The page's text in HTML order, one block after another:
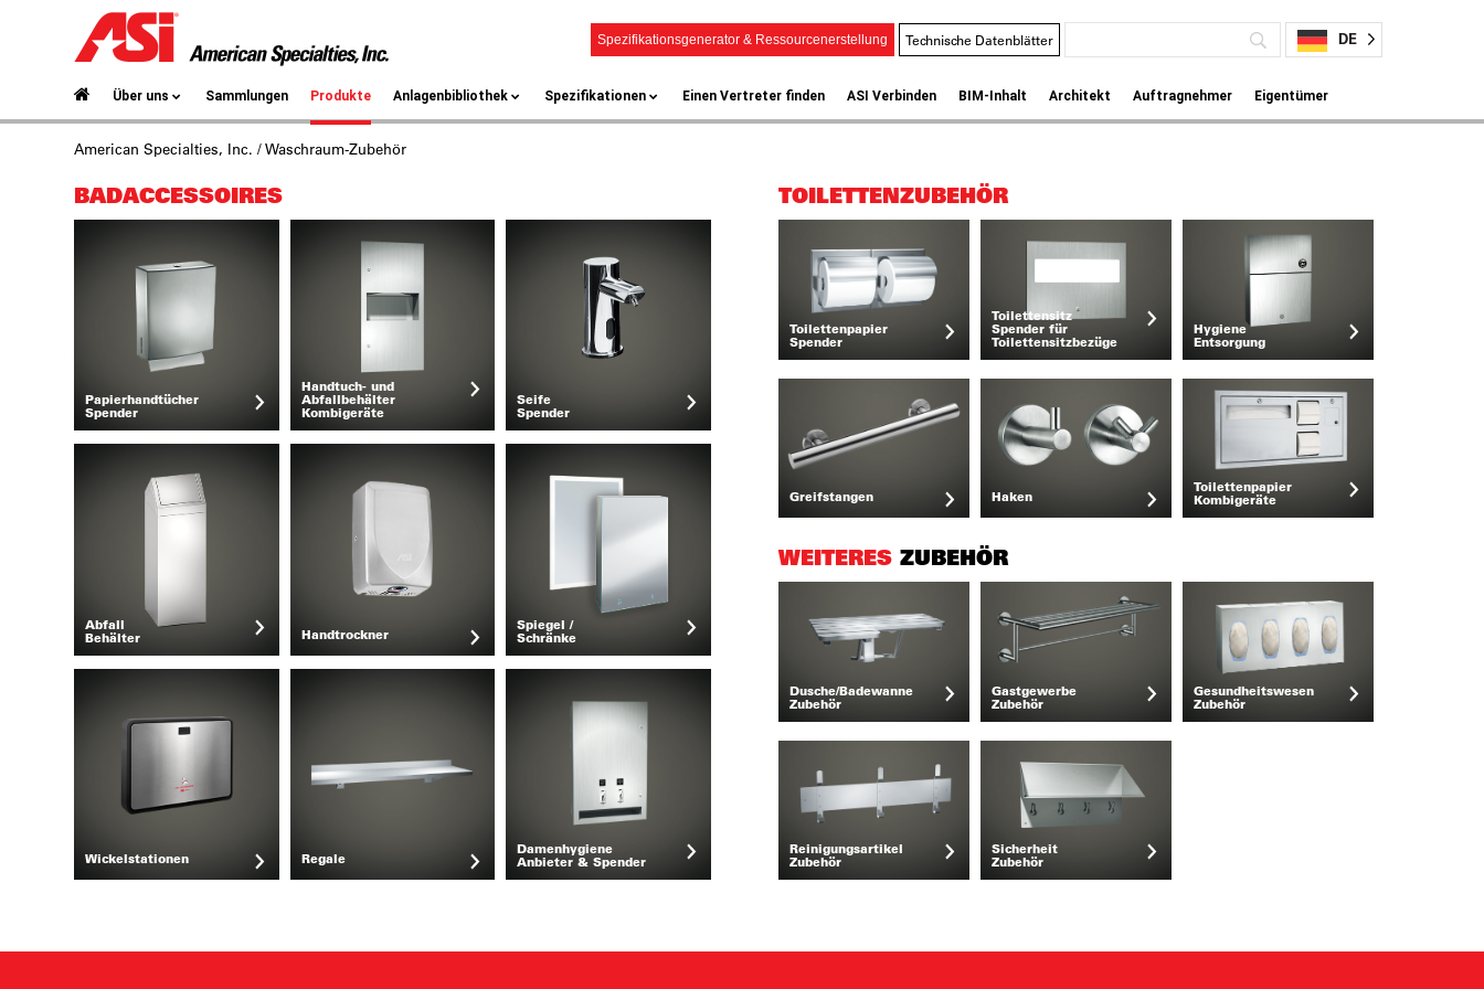
Spezifikationsgenerator & Ressourcenerstellung Technische Datenblätter DE
Über uns Sammlungen Produkte Anlagenbibliothek Spezifikationen Einen Vertreter finden ASI Verbinden BIM-Inhalt Architekt Auftragnehmer Eigentümer
American Specialties, Inc. / Waschraum-Zubehör
BADACCESSOIRES
Papierhandtücher
Spender
Handtuch- und
Abfallbehälter
Kombigeräte
Seife
Spender
Abfall
Behälter
Handtrockner
Spiegel /
Schränke
Wickelstationen Regale
Damenhygiene
Anbieter & Spender
TOILETTENZUBEHÖR
Toilettenpapier
Spender
Toilettensitz
Spender für
Toilettensitzbezüge
Hygiene
Entsorgung
Greifstangen Haken
Toilettenpapier
Kombigeräte
WEITERES ZUBEHÖR
Dusche/Badewanne
Zubehör
Gastgewerbe
Zubehör
Gesundheitswesen
Zubehör
Reinigungsartikel
Zubehör
Sicherheit
Zubehör